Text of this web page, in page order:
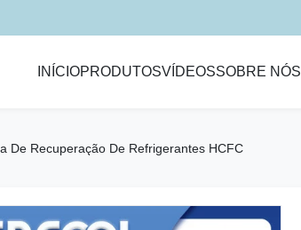
INÍCIOPRODUTOSVÍDEOSSOBRE NÓS
De Recuperação De Refrigerantes HCFC